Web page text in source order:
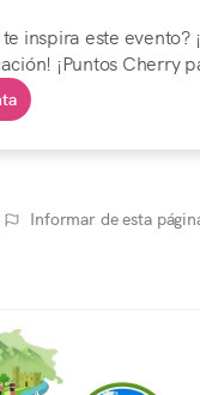
te inspira este evento?
¡Puntos Cherry
Informar de esta